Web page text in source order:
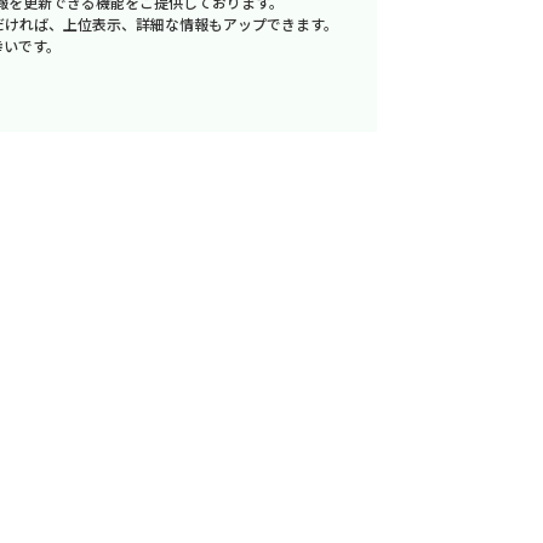
れば、上位表示、詳細な情報もアップできます。
です。